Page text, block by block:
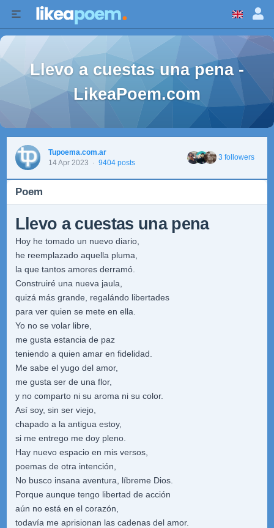
Llevo a cuestas una pena -
LikeaPoem.com
Tupoema.com.ar
14 Apr 2023 · 9404 posts
3 followers
Poem
Llevo a cuestas una pena
Hoy he tomado un nuevo diario,
he reemplazado aquella pluma,
la que tantos amores derramó.
Construiré una nueva jaula,
quizá más grande, regalándo libertades
para ver quien se mete en ella.
Yo no se volar libre,
me gusta estancia de paz
teniendo a quien amar en fidelidad.
Me sabe el yugo del amor,
me gusta ser de una flor,
y no comparto ni su aroma ni su color.
Así soy, sin ser viejo,
chapado a la antigua estoy,
si me entrego me doy pleno.
Hay nuevo espacio en mis versos,
poemas de otra intención,
No busco insana aventura, líbreme Dios.
Porque aunque tengo libertad de acción
aún no está en el corazón,
todavía me aprisionan las cadenas del amor.